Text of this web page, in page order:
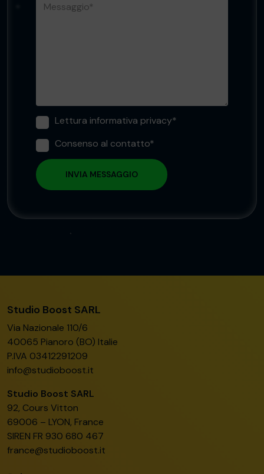
Lettura informativa privacy*
Consenso al contatto*
Studio Boost SARL
Via Nazionale 110/6
40065 Pianoro (BO) Italie
P.IVA 03412291209
info@studioboost.it
Studio Boost SARL
92, Cours Vitton
69006 – LYON, France
SIREN FR 930 680 467
france@studioboost.it